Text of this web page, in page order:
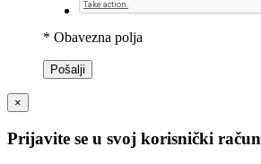
* Obavezna polja
Pošalji
×
Prijavite se u svoj korisnički račun